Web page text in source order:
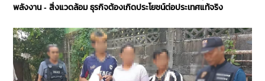
พลังงาน - สิ่งแวดล้อม ธุรกิจต้องเกิดประโยชน์ต่อประเทศแท้จริง